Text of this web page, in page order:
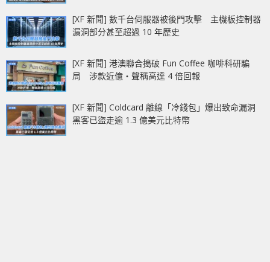
[XF 新聞] 數千台伺服器被後門攻擊 主機板控制器
漏洞部分甚至超過 10 年歷史
[XF 新聞] 港澳聯合搗破 Fun Coffee 咖啡科研騙
局 涉款近億‧聲稱高達 4 倍回報
[XF 新聞] Coldcard 離線「冷錢包」爆出致命漏洞
黑客已盜走逾 1.3 億美元比特幣